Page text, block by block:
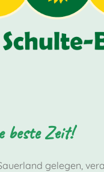
beste Zeit!
gelegen,